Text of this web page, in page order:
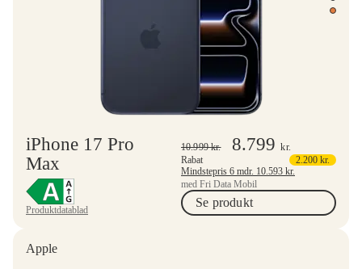
iPhone 17 Pro
Max
Produktdatablad
10.999kr. 8.799kr.
Rabat
2.200 kr.
Mindstepris 6 mdr. 10.593 kr.
med Fri Data Mobil
Se produkt
Apple